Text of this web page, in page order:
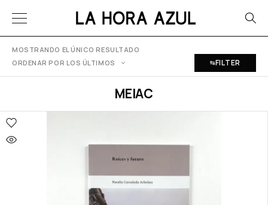
MOSTRANDO EL ÚNICO RESULTADO
ORDENAR POR LOS ÚLTIMOS
FILTER
MEIAC